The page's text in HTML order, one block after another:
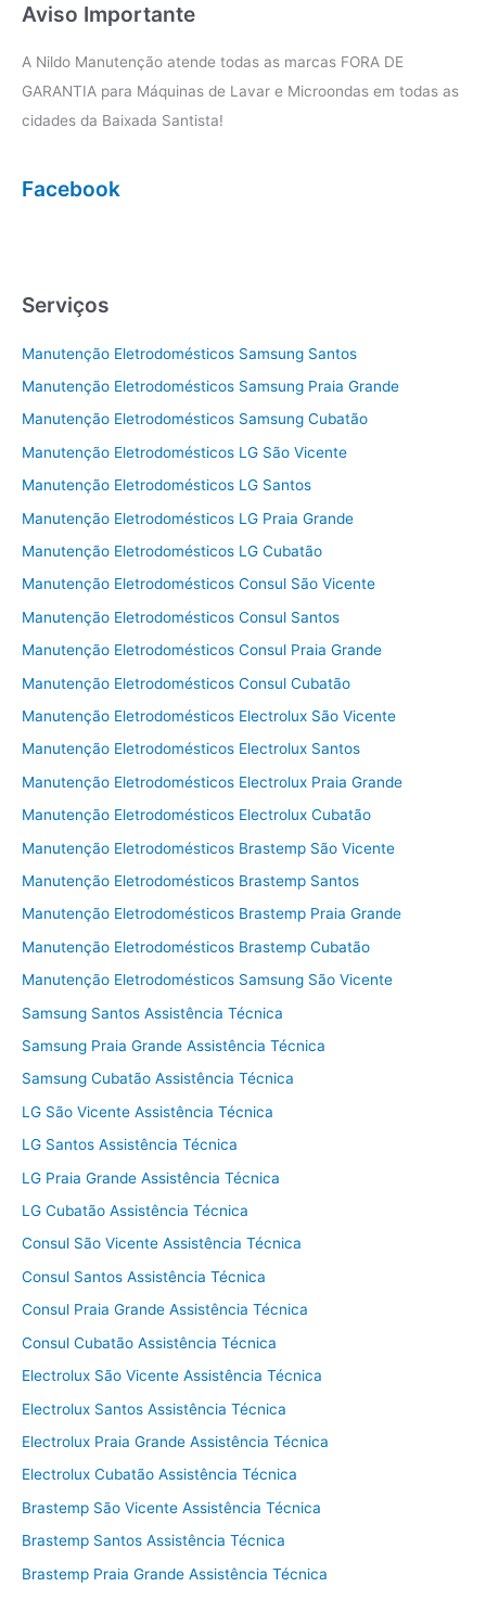
a
m
Aviso Importante
A Nildo Manutenção atende todas as marcas FORA DE
GARANTIA para Máquinas de Lavar e Microondas em todas as
cidades da Baixada Santista!
Facebook
Serviços
Manutenção Eletrodomésticos Samsung Santos
Manutenção Eletrodomésticos Samsung Praia Grande
Manutenção Eletrodomésticos Samsung Cubatão
Manutenção Eletrodomésticos LG São Vicente
Manutenção Eletrodomésticos LG Santos
Manutenção Eletrodomésticos LG Praia Grande
Manutenção Eletrodomésticos LG Cubatão
Manutenção Eletrodomésticos Consul São Vicente
Manutenção Eletrodomésticos Consul Santos
Manutenção Eletrodomésticos Consul Praia Grande
Manutenção Eletrodomésticos Consul Cubatão
Manutenção Eletrodomésticos Electrolux São Vicente
Manutenção Eletrodomésticos Electrolux Santos
Manutenção Eletrodomésticos Electrolux Praia Grande
Manutenção Eletrodomésticos Electrolux Cubatão
Manutenção Eletrodomésticos Brastemp São Vicente
Manutenção Eletrodomésticos Brastemp Santos
Manutenção Eletrodomésticos Brastemp Praia Grande
Manutenção Eletrodomésticos Brastemp Cubatão
Manutenção Eletrodomésticos Samsung São Vicente
Samsung Santos Assistência Técnica
Samsung Praia Grande Assistência Técnica
Samsung Cubatão Assistência Técnica
LG São Vicente Assistência Técnica
LG Santos Assistência Técnica
LG Praia Grande Assistência Técnica
LG Cubatão Assistência Técnica
Consul São Vicente Assistência Técnica
Consul Santos Assistência Técnica
Consul Praia Grande Assistência Técnica
Consul Cubatão Assistência Técnica
Electrolux São Vicente Assistência Técnica
Electrolux Santos Assistência Técnica
Electrolux Praia Grande Assistência Técnica
Electrolux Cubatão Assistência Técnica
Brastemp São Vicente Assistência Técnica
Brastemp Santos Assistência Técnica
Brastemp Praia Grande Assistência Técnica